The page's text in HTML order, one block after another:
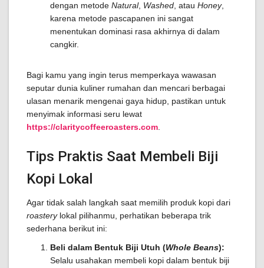
dengan metode Natural, Washed , atau Honey,
karena metode pascapanen ini sangat
menentukan dominasi rasa akhirnya di dalam
cangkir.
Bagi kamu yang ingin terus memperkaya wawasan
seputar dunia kuliner rumahan dan mencari berbagai
ulasan menarik mengenai gaya hidup, pastikan untuk
menyimak informasi seru lewat
https://claritycoffeeroasters.com
Tips Praktis Saat Membeli Biji
Kopi Lokal
Agar tidak salah langkah saat memilih produk kopi dari
roasterylokal pilihanmu, perhatikan beberapa trik
sederhana berikut ini:
Beli dalam Bentuk Biji Utuh (Whole Beans):
Selalu usahakan membeli kopi dalam bentuk biji